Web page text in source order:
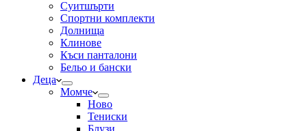
Суитшърти
Спортни комплекти
Долнища
Клинове
Къси панталони
Бельо и бански
Деца
Момче
Ново
Тениски
Блузи